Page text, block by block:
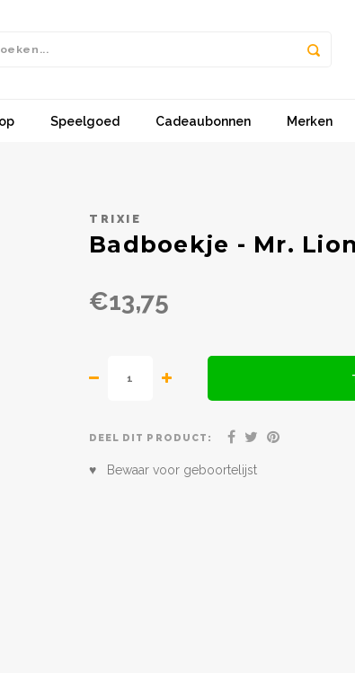
Speelgoed Cadeaubonnen Merken
TRIXIE
Badboekje - Mr.
€13,75
DEEL DIT PRODUCT:
♥ Bewaar voor geboortelijst